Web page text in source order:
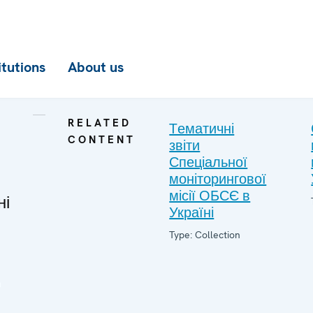
About us
RELATED
CONTENT
Tематичні
звіти
Спеціальної
моніторингової
місії ОБСЄ в
Україні
Type: Collection